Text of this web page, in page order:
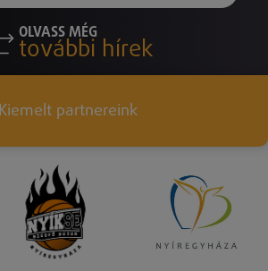
OLVASS MÉG
további hírek
Kiemelt partnereink